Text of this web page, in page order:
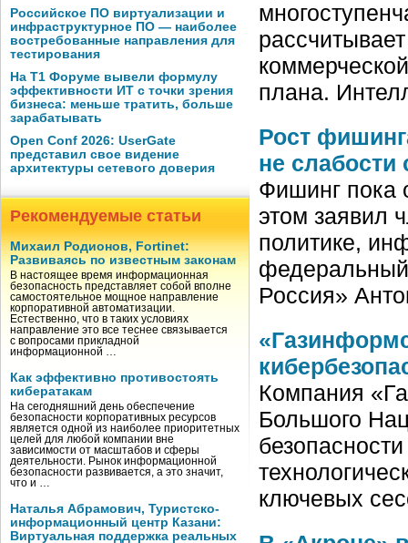
Российское ПО виртуализации и
инфраструктурное ПО — наиболее
востребованные направления для
тестирования
На Т1 Форуме вывели формулу
эффективности ИТ с точки зрения
бизнеса: меньше тратить, больше
зарабатывать
Open Conf 2026: UserGate
представил свое видение
архитектуры сетевого доверия
Рекомендуемые статьи
Михаил Родионов, Fortinet:
Развиваясь по известным законам
В настоящее время информационная
безопасность представляет собой вполне
самостоятельное мощное направление
корпоративной автоматизации.
Естественно, что в таких условиях
направление это все теснее связывается
с вопросами прикладной
информационной …
Как эффективно противостоять
кибератакам
На сегодняшний день обеспечение
безопасности корпоративных ресурсов
является одной из наиболее приоритетных
целей для любой компании вне
зависимости от масштабов и сферы
деятельности. Рынок информационной
безопасности развивается, а это значит,
что и …
Наталья Абрамович, Туристско-
информационный центр Казани:
Виртуальная поддержка реальных
плана.
Рост
не
Фишинг пока
этом заявил
политике,
федеральный
Россия»
Компания
Большого
ключевых